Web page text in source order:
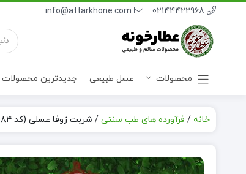
02144422968
info@attarkhone.com
محصولات
نوشیدنی ها
عسل طبیعی جدیدترین محصولات
خانه / فرآورده های طب سنتی/ شربت زوفا عسلی (کد ۱۸۴)